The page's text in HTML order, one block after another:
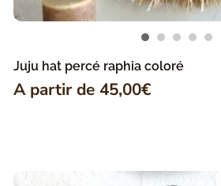
Juju hat percé raphia coloré
A partir de 45,00€